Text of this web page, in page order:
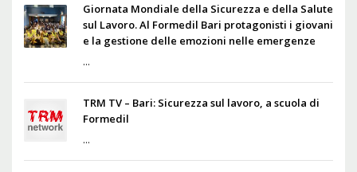
Giornata Mondiale della Sicurezza e della Salute
sul Lavoro. Al Formedil Bari protagonisti i giovani
e la gestione delle emozioni nelle emergenze
...
TRM TV – Bari: Sicurezza sul lavoro, a scuola di
Formedil
...